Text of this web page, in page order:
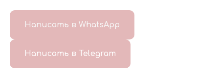
Написать в WhatsApp
Написать в Telegram
ДОСТАВКА/